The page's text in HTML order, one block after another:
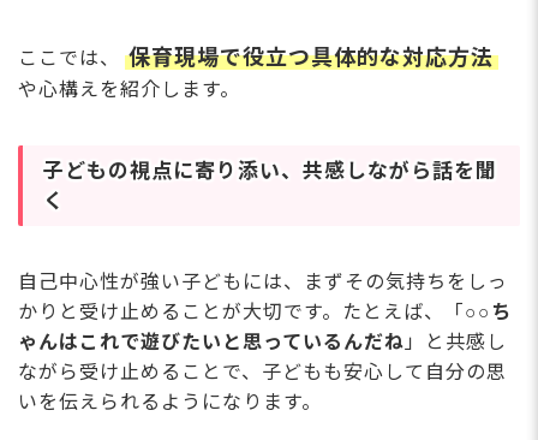
さらに詳しい
紹介を受ける
ここでは、 保育現場で役立つ具体的な対応方法
や心構えを紹介します。
子どもの視点に寄り添い、共感しながら話を聞
く
自己中心性が強い子どもには、まずその気持ちをしっ
かりと受け止めることが大切です。たとえば、「○○ち
ゃんはこれで遊びたいと思っているんだね 」と共感し
ながら受け止めることで、子どもも安心して自分の思
いを伝えられるようになります。